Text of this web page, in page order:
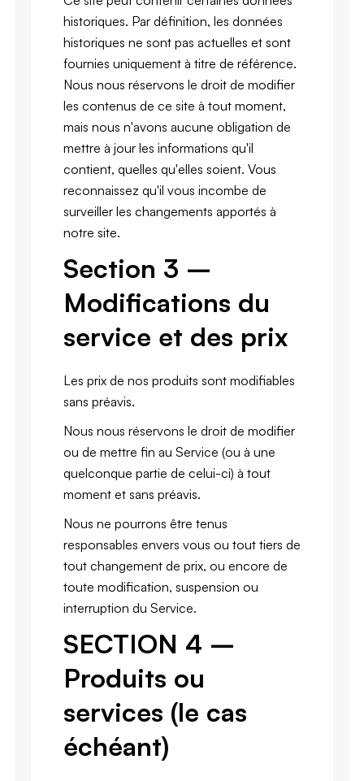
historiques. Par définition, les données
historiques ne sont pas actuelles et sont
fournies uniquement à titre de référence.
Nous nous réservons le droit de modifier
les contenus de ce site à tout moment,
mais nous n'avons aucune obligation de
mettre à jour les informations qu'il
contient, quelles qu'elles soient. Vous
reconnaissez qu'il vous incombe de
surveiller les changements apportés à
notre site.
Section 3 –
Modifications du
service et des prix
Les prix de nos produits sont modifiables
sans préavis.
Nous nous réservons le droit de modifier
ou de mettre fin au Service (ou à une
quelconque partie de celui-ci) à tout
moment et sans préavis.
Nous ne pourrons être tenus
responsables envers vous ou tout tiers de
tout changement de prix, ou encore de
toute modification, suspension ou
interruption du Service.
SECTION 4 –
Produits ou
services (le cas
échéant)